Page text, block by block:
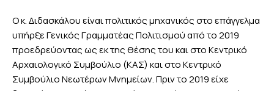
O κ. Διδασκάλου είναι πολιτικός μηχανικός στο επάγγελμα
υπήρξε Γενικός Γραμματέας Πολιτισμού από το 2019
προεδρεύοντας ως εκ της θέσης του και στο Κεντρικό
Αρχαιολογικό Συμβούλιο (ΚΑΣ) και στο Κεντρικό
Συμβούλιο Νεωτέρων Μνημείων. Πριν το 2019 είχε